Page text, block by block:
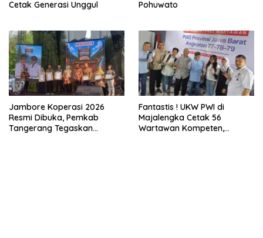
Jambore Koperasi 2026
Tangerang Tegaskan
Komitmen Bangun Ekonomi
Kerakyatan
Fantastis ! UKW PWI di
Wartawan Kompeten,
Tingkat Kelulusan Capai 93
Persen